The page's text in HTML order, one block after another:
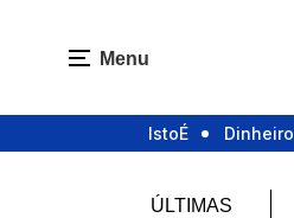
Menu
IstoÉ Dinheiro
ÚLTIMAS